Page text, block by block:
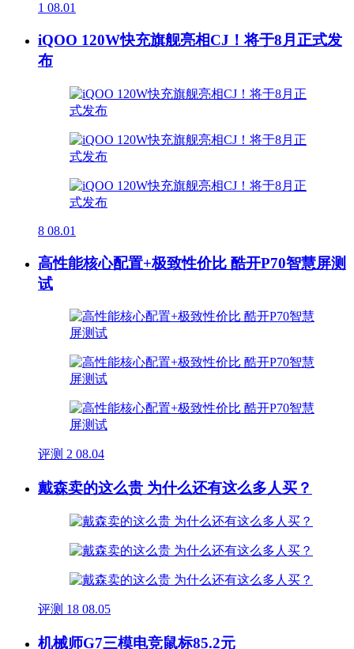
1 08.01
iQOO 120W快充旗舰亮相CJ！将于8月正式发
布
8 08.01
高性能核心配置+极致性价比 酷开P70智慧屏测
试
评测 2 08.04
戴森卖的这么贵 为什么还有这么多人买？
评测 18 08.05
机械师G7三模电竞鼠标85.2元